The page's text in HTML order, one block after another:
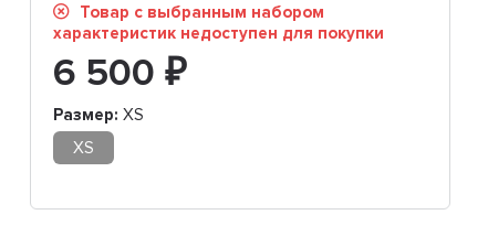
Товар с выбранным набором
характеристик недоступен для покупки
6 500 ₽
Размер: XS
XS